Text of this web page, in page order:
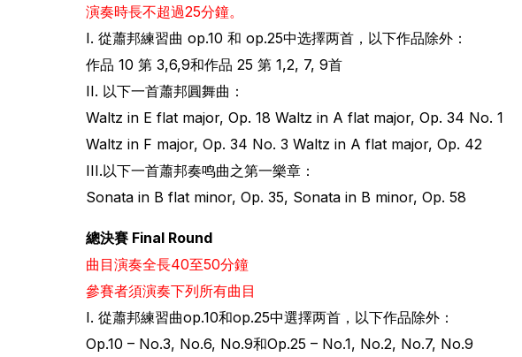
演奏時長不超過25分鐘。
I. 從蕭邦練習曲 op.10 和 op.25中选擇两首，以下作品除外：
作品 10 第 3,6,9和作品 25 第 1,2, 7, 9首
II. 以下一首蕭邦圓舞曲：
Waltz in E flat major, Op. 18 Waltz in A flat major, Op. 34 No. 1
Waltz in F major, Op. 34 No. 3 Waltz in A flat major, Op. 42
III.以下一首蕭邦奏鸣曲之第一樂章：
Sonata in B flat minor, Op. 35, Sonata in B minor, Op. 58
總決賽 Final Round
曲目演奏全長40至50分鐘
參賽者須演奏下列所有曲目
I. 從蕭邦練習曲op.10和op.25中選擇两首，以下作品除外：
Op.10 – No.3, No.6, No.9和Op.25 – No.1, No.2, No.7, No.9